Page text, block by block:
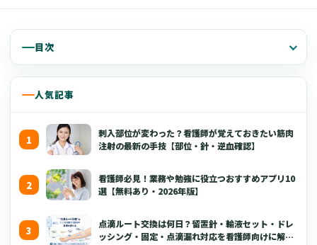
目次
人気記事
刺入部位が変わった？看護師が覚えておきたい筋肉
注射の最新の手技【部位・針・逆血確認】
看護師必見！業務や勉強に役立つおすすめアプリ10
選【無料あり・2026年版】
点滴ルート交換は何日？留置針・輸液セット・ドレ
ッシング・固定・点滴漏れ対応を看護師向けに解説